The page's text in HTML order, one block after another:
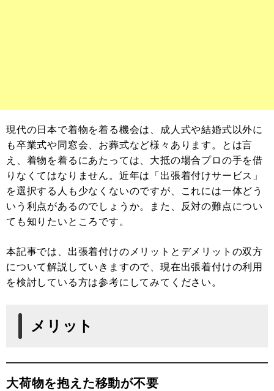
現代の日本で着物を着る機会は、成人式や結婚式以外に
も卒業式や同窓会、お葬式など様々あります。とは言
え、着物を着るにあたっては、大抵の場合プロの手を借
りなくてはなりません。近年は「出張着付けサービス」
を選択する人も少なくないのですが、これには一体どう
いう利点があるのでしょうか。また、反対の難点につい
ても知りたいところです。
本記事では、出張着付けのメリットとデメリットの双方
について解説していきますので、現在出張着付けの利用
を検討している方は参考にしてみてください。
メリット
大荷物を抱えた移動が不要